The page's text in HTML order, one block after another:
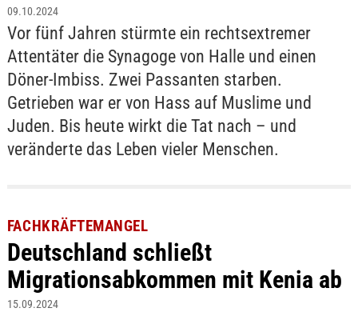
09.10.2024
Vor fünf Jahren stürmte ein rechtsextremer
Attentäter die Synagoge von Halle und einen
Döner-Imbiss. Zwei Passanten starben.
Getrieben war er von Hass auf Muslime und
Juden. Bis heute wirkt die Tat nach – und
veränderte das Leben vieler Menschen.
FACHKRÄFTEMANGEL
Deutschland schließt
Migrationsabkommen mit Kenia ab
15.09.2024